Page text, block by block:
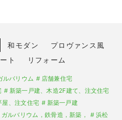
和モダン
プロヴァンス風
ト
リフォーム
ルバリウム
店舗兼住宅
新築一戸建、木造2F建て、注文住宅
屋、注文住宅
新築一戸建
ガルバリウム，鉄骨造，新築，
浜松